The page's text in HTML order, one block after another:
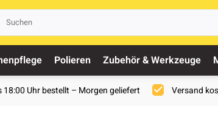
Polieren Zubehör & Werkzeuge
18:00 Uhr bestellt – Morgen geliefert Versand